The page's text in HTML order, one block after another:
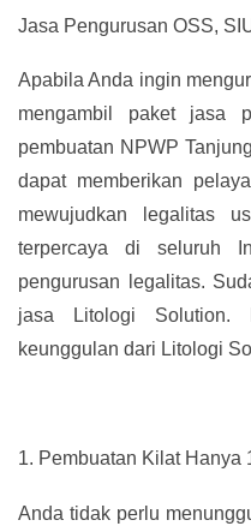
Jasa Pengurusan OSS,
Apabila Anda ingin
mengambil paket jasa
pembuatan NPWP
dapat memberikan
mewujudkan legalitas
terpercaya di seluruh
pengurusan legalitas.
jasa Litologi
keunggulan dari Litologi
1. Pembuatan Kilat Hanya
Anda tidak perlu